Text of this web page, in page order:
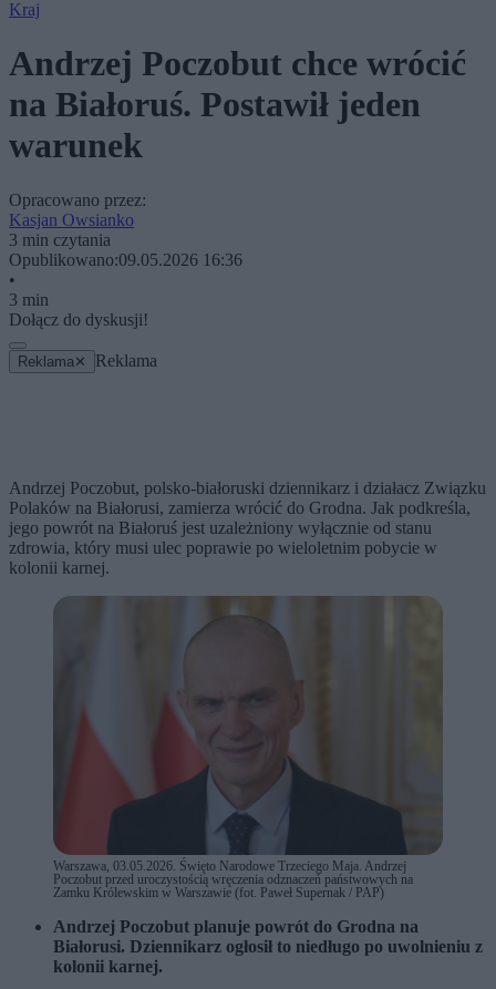
Kraj
Andrzej Poczobut chce wrócić
na Białoruś. Postawił jeden
warunek
Opracowano przez:
Kasjan Owsianko
3 min czytania
Opublikowano:09.05.2026 16:36
•
3 min
Dołącz do dyskusji!
Reklama ✕ Reklama
Andrzej Poczobut, polsko-białoruski dziennikarz i działacz Związku
Polaków na Białorusi, zamierza wrócić do Grodna. Jak podkreśla,
jego powrót na Białoruś jest uzależniony wyłącznie od stanu
zdrowia, który musi ulec poprawie po wieloletnim pobycie w
kolonii karnej.
Warszawa, 03.05.2026. Święto Narodowe Trzeciego Maja. Andrzej
Poczobut przed uroczystością wręczenia odznaczeń państwowych na
Zamku Królewskim w Warszawie (fot. Paweł Supernak / PAP)
Andrzej Poczobut planuje powrót do Grodna na
Białorusi. Dziennikarz ogłosił to niedługo po uwolnieniu z
kolonii karnej.